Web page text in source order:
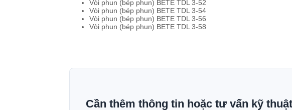
Vòi phun (bép phun) BETE TDL 3-52
Vòi phun (bép phun) BETE TDL 3-54
Vòi phun (bép phun) BETE TDL 3-56
Vòi phun (bép phun) BETE TDL 3-58
Cần thêm thông tin hoặc tư vấn kỹ